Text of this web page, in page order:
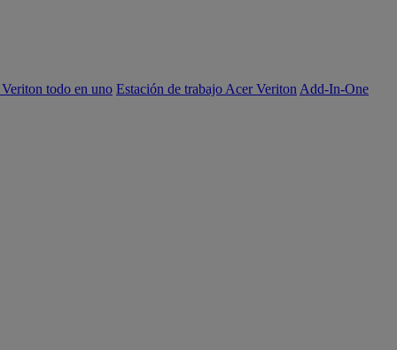
todo en uno Estación de trabajo Acer Veriton Add-In-One